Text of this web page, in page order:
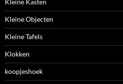
Kleine Kasten
Kleine Objecten
Kleine Tafels
Klokken
koopjeshoek